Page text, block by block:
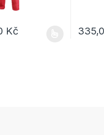
Kč
má více variant. Možnosti
Tento